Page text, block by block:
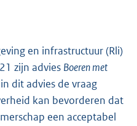
en infrastructuur (Rli)
zijn advies Boeren met
dit advies de vraag
kan bevorderen dat
een acceptabel